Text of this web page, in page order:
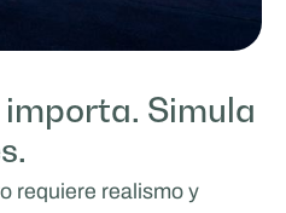
Simula
requiere realismo y